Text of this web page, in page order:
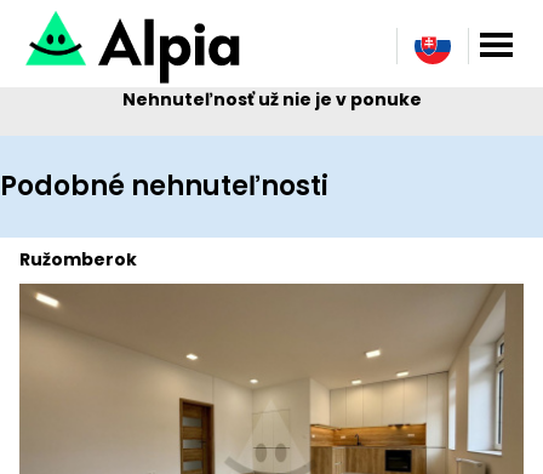
Nehnuteľnosť už nie je v ponuke
Podobné nehnuteľnosti
Ružomberok